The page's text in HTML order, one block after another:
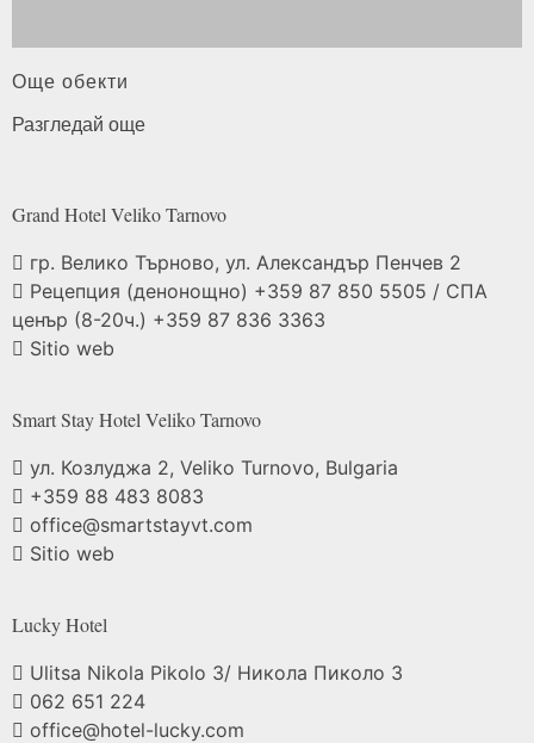
Още обекти
Разгледай още
Grand Hotel VelikoTarnovo
гр. Велико Търново, ул. Александър Пенчев 2
Рецепция (денонощно) +359 87 850 5505 / СПА
ценър (8-20ч.) +359 87 836 3363
Sitio web
Smart Stay Hotel VelikoTarnovo
ул. Козлуджа 2, Veliko Turnovo, Bulgaria
+359 88 483 8083
office@smartstayvt.com
Sitio web
LuckyHotel
Ulitsa Nikola Pikolo 3/ Никола Пиколо 3
062 651 224
office@hotel-lucky.com